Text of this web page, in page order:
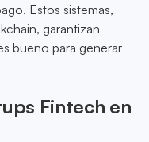
Estos sistemas,
garantizan
bueno para generar
Fintech en